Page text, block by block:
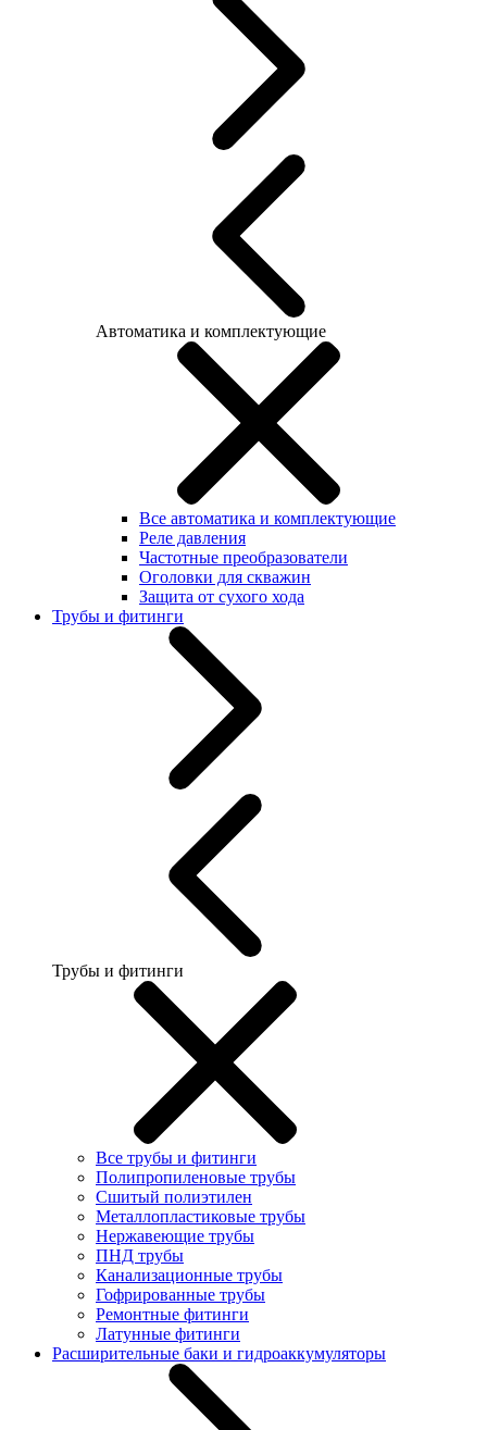
Автоматика и комплектующие
Все автоматика и комплектующие
Реле давления
Частотные преобразователи
Оголовки для скважин
Защита от сухого хода
Трубы и фитинги
Трубы и фитинги
Все трубы и фитинги
Полипропиленовые трубы
Сшитый полиэтилен
Металлопластиковые трубы
Нержавеющие трубы
ПНД трубы
Канализационные трубы
Гофрированные трубы
Ремонтные фитинги
Латунные фитинги
Расширительные баки и гидроаккумуляторы